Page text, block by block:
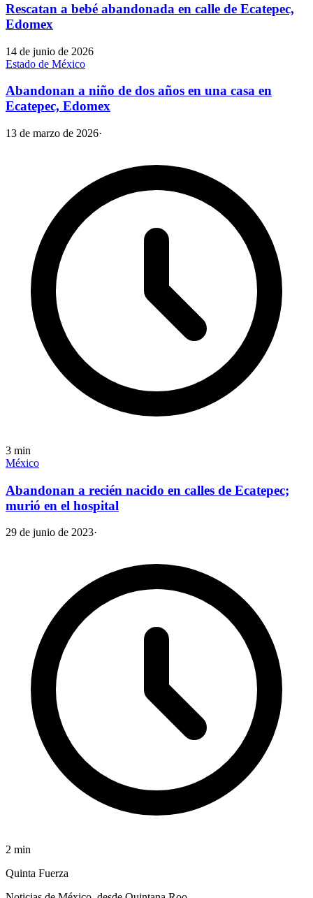
Rescatan a bebé abandonada en calle de Ecatepec,
Edomex
14 de junio de 2026
Estado de México
Abandonan a niño de dos años en una casa en
Ecatepec, Edomex
13 de marzo de 2026·
3 min
México
Abandonan a recién nacido en calles de Ecatepec;
murió en el hospital
29 de junio de 2023·
2 min
Quinta Fuerza